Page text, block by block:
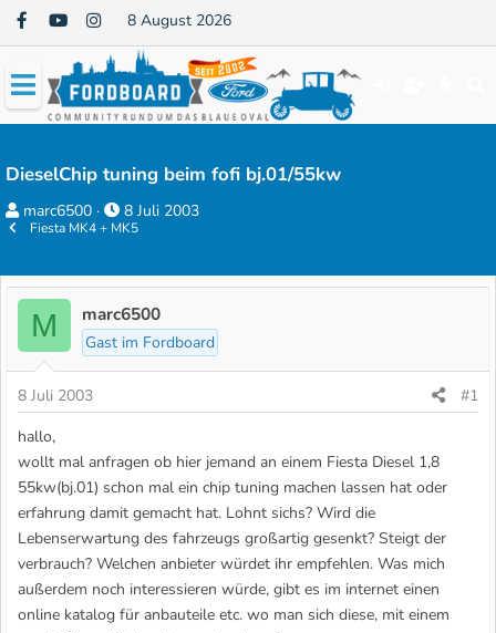
8 August 2026
DieselChip tuning beim fofi bj.01/55kw
E
t
e
r
marc6500
E
r
t
e
l
l
a
8 Juli 2003
Fiesta MK4 + MK5
M marc6500
Gast im Fordboard
8 Juli 2003
#1
hallo,
wollt mal anfragen ob hier jemand an einem Fiesta Diesel 1,8
55kw(bj.01) schon mal ein chip tuning machen lassen hat oder
erfahrung damit gemacht hat. Lohnt sichs? Wird die
Lebenserwartung des fahrzeugs großartig gesenkt? Steigt der
verbrauch? Welchen anbieter würdet ihr empfehlen. Was mich
außerdem noch interessieren würde, gibt es im internet einen
online katalog für anbauteile etc. wo man sich diese, mit einem